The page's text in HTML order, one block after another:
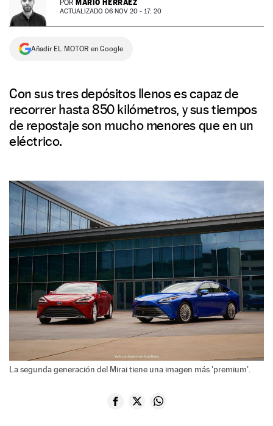
NEWSLETTER
SÍGUENOS
POR MARIO HERRÁEZ
ACTUALIZADO 06 NOV 20 - 17: 20
Añadir EL MOTOR en Google
Con sus tres depósitos llenos es capaz de
recorrer hasta 850 kilómetros, y sus tiempos
de repostaje son mucho menores que en un
eléctrico.
La segunda generación del Mirai tiene una imagen más 'premium'.